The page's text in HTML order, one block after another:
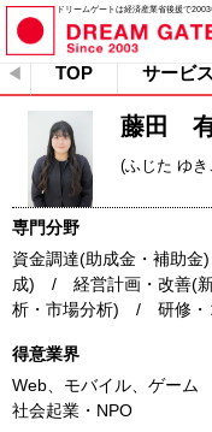
ドリームゲートは経済産業省後援で
TOP サービ
藤田
(ふじた ゆ
専門分野
資金調達(助成金・補助
成) / 経営計画・改善(
析・市場分析) / 研修・
得意業界
Web、モバイル、ゲー
社会起業・NPO